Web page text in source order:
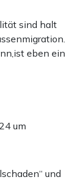
sind halt
eben ein
um
und